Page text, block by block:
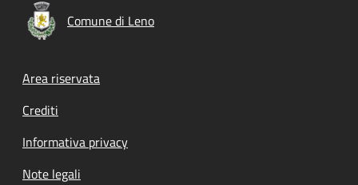
Comune di Leno
Footer menu
Area riservata
Crediti
Informativa privacy
Note legali